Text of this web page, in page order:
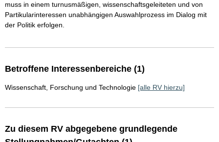
muss in einem turnusmäßigen, wissenschaftsgeleiteten und von
Partikularinteressen unabhängigen Auswahlprozess im Dialog mit
der Politik erfolgen.
Betroffene Interessenbereiche (1)
Wissenschaft, Forschung und Technologie [alle RV hierzu]
Zu diesem RV abgegebene grundlegende